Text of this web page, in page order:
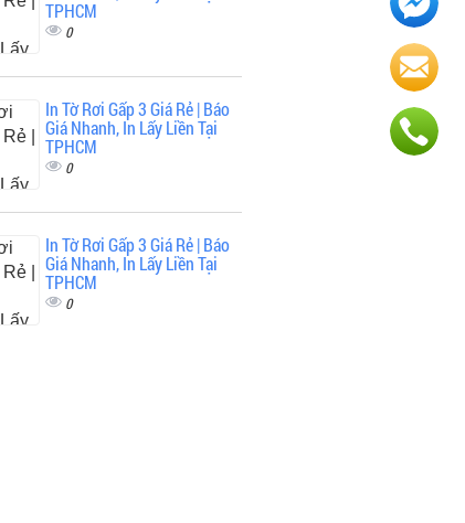
TPHCM
0
In Tờ Rơi Gấp 3 Giá Rẻ | Báo
Giá Nhanh, In Lấy Liền Tại
TPHCM
0
In Tờ Rơi Gấp 3 Giá Rẻ | Báo
Giá Nhanh, In Lấy Liền Tại
TPHCM
0